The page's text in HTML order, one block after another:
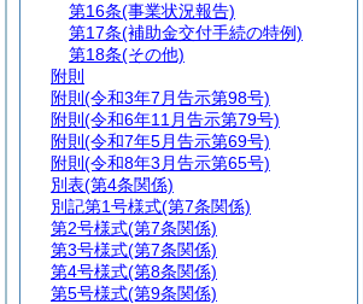
第16条(事業状況報告)
第17条(補助金交付手続の特例)
第18条(その他)
附則
附則 (令和3年7月告示第98号)
附則 (令和6年11月告示第79号)
附則 (令和7年5月告示第69号)
附則 (令和8年3月告示第65号)
別表(第4条関係)
別記第1号様式(第7条関係)
第2号様式(第7条関係)
第3号様式(第7条関係)
第4号様式(第8条関係)
第5号様式(第9条関係)